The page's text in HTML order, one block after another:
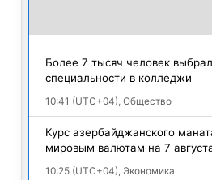
Более 7 тысяч человек
специальности в колледжи
10:41 (UTC+04), Общество
Курс азербайджанского
мировым валютам на 7
10:25 (UTC+04), Экономика